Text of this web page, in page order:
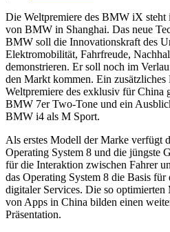
Die Weltpremiere des BMW iX
von BMW in Shanghai. Das neue
BMW soll die Innovationskraft des
Elektromobilität, Fahrfreude,
demonstrieren. Er soll noch im
den Markt kommen. Ein
Weltpremiere des exklusiv für China
BMW 7er Two-Tone und ein
BMW i4 als M Sport.
Als erstes Modell der Marke verfügt
Operating System 8 und die jüngste
für die Interaktion zwischen Fahrer
das Operating System 8 die Basis
digitaler Services. Die so
von Apps in China bilden einen
Präsentation.